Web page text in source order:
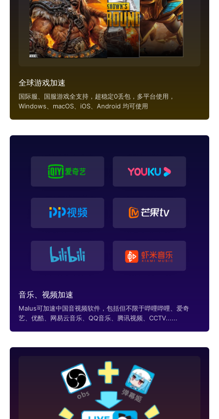
全球游戏加速
国际服、国服游戏全支持，超稳定0丢包，多平台使用，
Windows、macOS、iOS、Android 均可使用
音乐、视频加速
Malus可加速中国音视频软件，包括但不限于哔哩哔哩、爱奇
艺、优酷、网易云音乐、QQ音乐、腾讯视频、CCTV......